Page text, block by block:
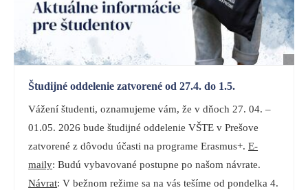
Študijné oddelenie zatvorené od 27.4. do 1.5.
Vážení študenti, oznamujeme vám, že v dňoch 27. 04. –
01.05. 2026 bude študijné oddelenie VŠTE v Prešove
zatvorené z dôvodu účasti na programe Erasmus+.E-
maily: Budú vybavované postupne po našom návrate.
Návrat: V bežnom režime sa na vás tešíme od pondelka 4.